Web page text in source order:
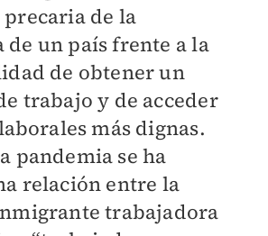
precaria de la
de un país frente a la
de obtener un
trabajo y de acceder
más dignas.
pandemia se ha
relación entre la
trabajadora